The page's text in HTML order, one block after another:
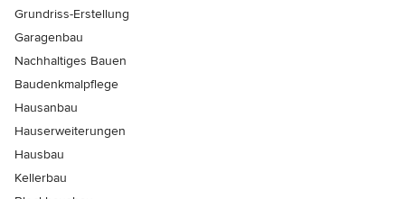
Grundriss-Erstellung
Garagenbau
Nachhaltiges Bauen
Baudenkmalpflege
Hausanbau
Hauserweiterungen
Hausbau
Kellerbau